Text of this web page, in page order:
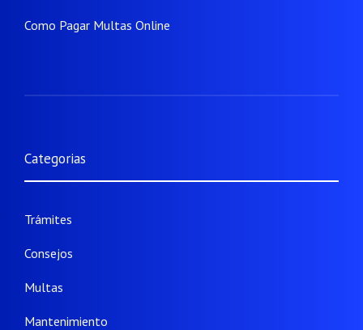
Como Pagar Multas Online
Categorias
Trámites
Consejos
Multas
Mantenimiento